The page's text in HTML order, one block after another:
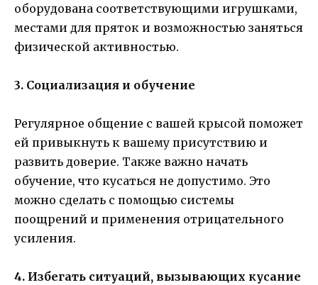
оборудована соответствующими игрушками,
местами для пряток и возможностью заняться
физической активностью.
3. Социализация и обучение
Регулярное общение с вашей крысой поможет
ей привыкнуть к вашему присутствию и
развить доверие. Также важно начать
обучение, что кусаться не допустимо. Это
можно сделать с помощью системы
поощрений и применения отрицательного
усиления.
4. Избегать ситуаций, вызывающих кусание